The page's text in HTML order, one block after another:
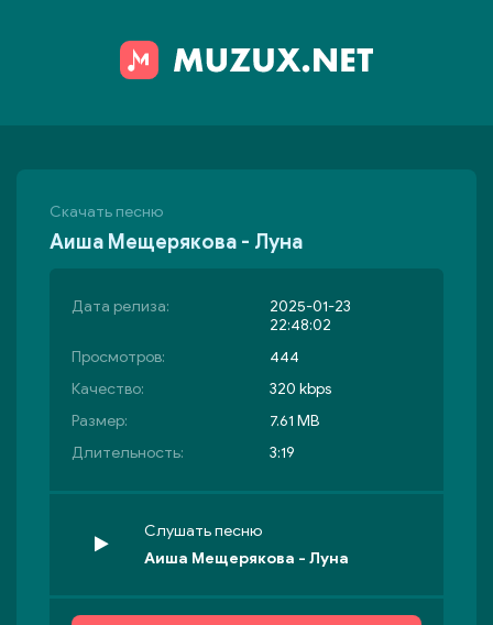
Скачать песню
Аиша Мещерякова - Луна
Дата релиза:
2025-01-23
22:48:02
Просмотров:
444
Качество:
320 kbps
Размер:
7.61 MB
Длительность:
3:19
Слушать песню
Аиша Мещерякова - Луна